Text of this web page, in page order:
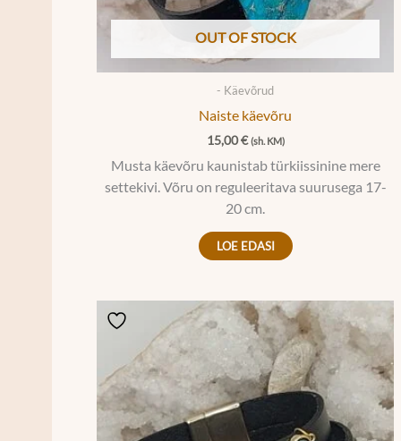
OUT OF STOCK
- Käevõrud
Naiste käevõru
15,00€ (sh. KM)
Musta käevõru kaunistab türkiissinine mere
settekivi. Võru on reguleeritava suurusega 17-
20 cm.
LOE EDASI